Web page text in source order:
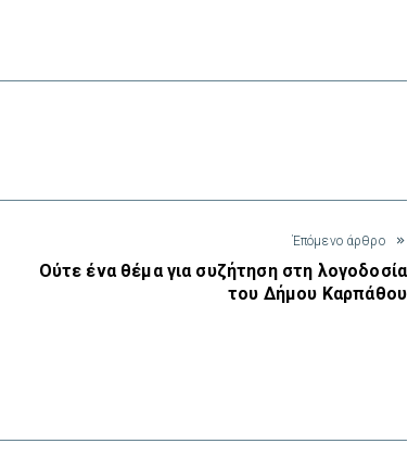
Έπόμενο άρθρο
Ούτε ένα θέμα για συζήτηση στη λογοδοσία
του Δήμου Καρπάθου